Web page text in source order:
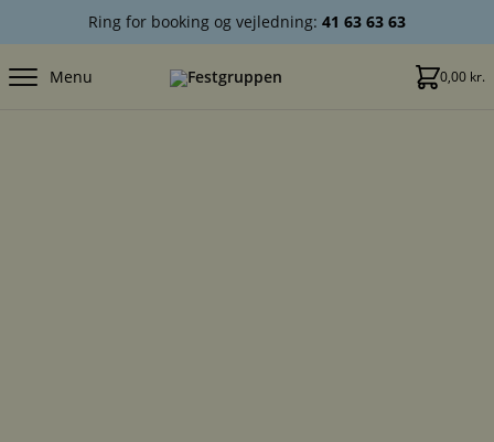
Ring for booking og vejledning: 41 63 63 63
Menu 0,00 kr.